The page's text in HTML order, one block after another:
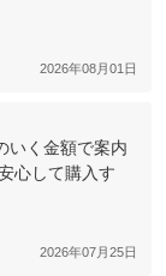
2026年08月01日
いく金額で案内
心して購入す
2026年07月25日